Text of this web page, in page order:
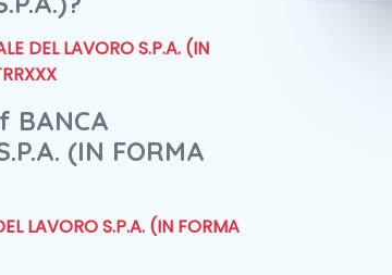
DEL LAVORO S.P.A. (IN
BANCA
(IN FORMA
LAVORO S.P.A. (IN FORMA